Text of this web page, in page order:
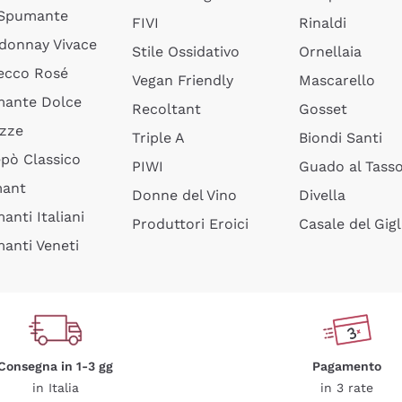
Vivace
Rosé
Dolce
Classico
Italiani
Veneti
FIVI
Stile Ossidativo
Vegan Friendly
Recoltant
Triple A
PIWI
Donne del Vino
Produttori Eroici
Rinaldi
Ornellaia
Mascarello
Gosset
Biondi Santi
Guado al
Divella
Casale del
in 1-3 gg
in Italia
Pagamento
in 3 rate